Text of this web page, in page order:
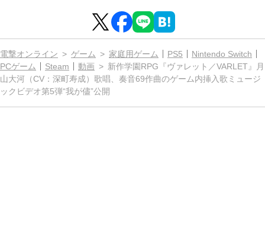
電撃オンライン ゲーム 家庭用ゲーム PS5
Nintendo Switch
PCゲーム
Steam 動画
新作学園RPG『ヴァレット／VARLET』月
山大河（CV：深町寿成）歌唱、奏音69作曲のゲーム内挿入歌ミュージ
ックビデオ第5弾“我が儘”公開